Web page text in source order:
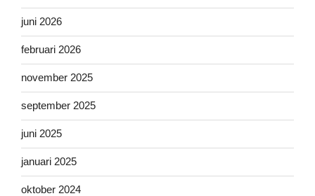
juni 2026
februari 2026
november 2025
september 2025
juni 2025
januari 2025
oktober 2024